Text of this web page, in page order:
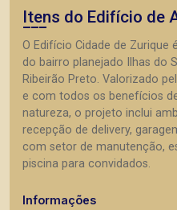
Itens do Edifício de
O Edifício Cidade de
do bairro planejado Ilhas do
Ribeirão Preto. Valorizado
e com todos os benefícios
natureza, o projeto inclui
recepção de delivery,
com setor de manutenção,
piscina para convidados.
Informações